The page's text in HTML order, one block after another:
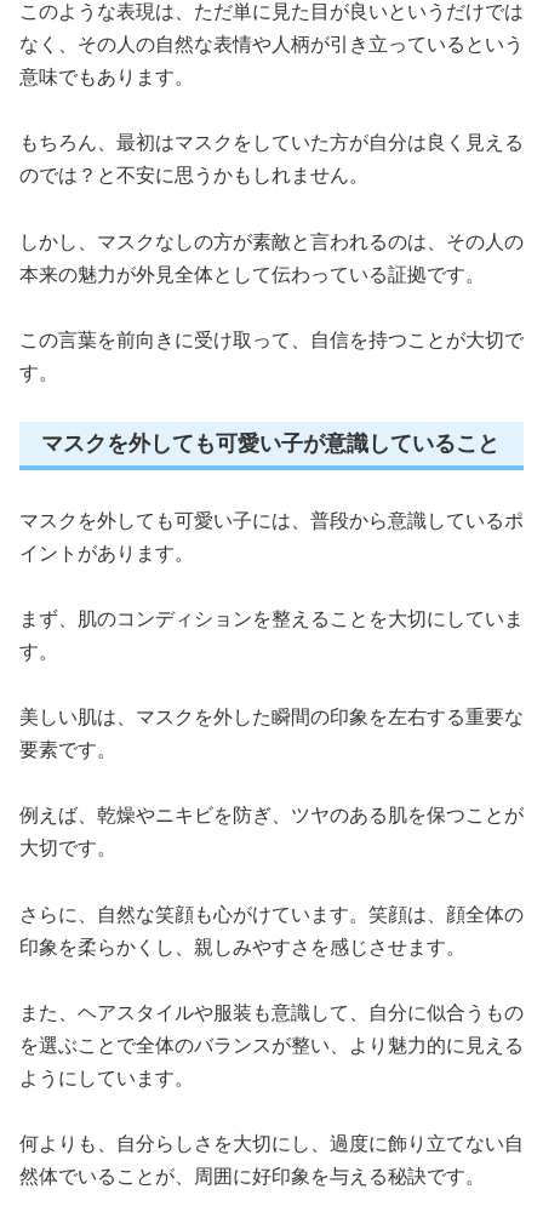
このような表現は、ただ単に見た目が良いというだけでは
なく、その人の自然な表情や人柄が引き立っているという
意味でもあります。
もちろん、最初はマスクをしていた方が自分は良く見える
のでは？と不安に思うかもしれません。
しかし、マスクなしの方が素敵と言われるのは、その人の
本来の魅力が外見全体として伝わっている証拠です。
この言葉を前向きに受け取って、自信を持つことが大切で
す。
マスクを外しても可愛い子が意識していること
マスクを外しても可愛い子には、普段から意識しているポ
イントがあります。
まず、肌のコンディションを整えることを大切にしていま
す。
美しい肌は、マスクを外した瞬間の印象を左右する重要な
要素です。
例えば、乾燥やニキビを防ぎ、ツヤのある肌を保つことが
大切です。
さらに、自然な笑顔も心がけています。笑顔は、顔全体の
印象を柔らかくし、親しみやすさを感じさせます。
また、ヘアスタイルや服装も意識して、自分に似合うもの
を選ぶことで全体のバランスが整い、より魅力的に見える
ようにしています。
何よりも、自分らしさを大切にし、過度に飾り立てない自
然体でいることが、周囲に好印象を与える秘訣です。